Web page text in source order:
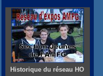
Historique du réseau HO